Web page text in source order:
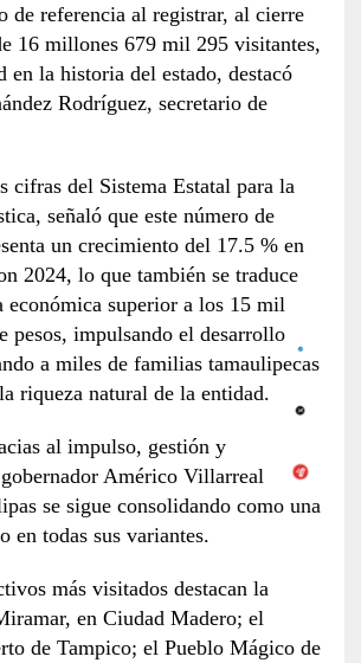
de referencia al registrar, al cierre
16 millones 679 mil 295 visitantes,
en la historia del estado, destacó
Rodríguez, secretario de
cifras del Sistema Estatal para la
señaló que este número de
un crecimiento del 17.5 % en
2024, lo que también se traduce
económica superior a los 15 mil
pesos, impulsando el desarrollo
a miles de familias tamaulipecas
riqueza natural de la entidad.
al impulso, gestión y
Américo Villarreal
se sigue consolidando como una
en todas sus variantes.
más visitados destacan la
en Ciudad Madero; el
de Tampico; el Pueblo Mágico de